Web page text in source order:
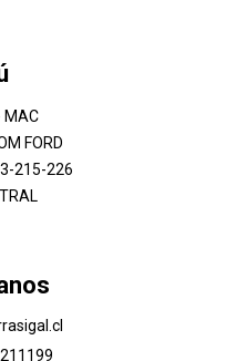
MAC
FORD
215-226